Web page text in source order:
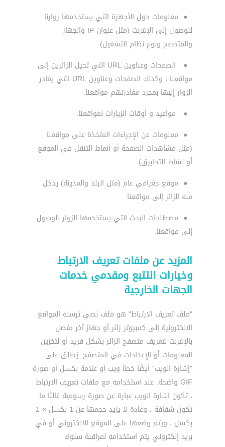
● معلومات حول الأجهزة التي يستخدمها زوارنا
للوصول إلى الإنترنت (مثل عنوان IP والجهاز
والمتصفح ونوع نظام التشغيل).
●
الصفحات وعناوين URL التي تحيل الزائرين إلى
مواقعنا ، وكذلك الصفحات وعناوين URL التي يغادر
الزوار إليها بمجرد مغادرتهم مواقعنا.
●
مواعيد و أوقات الزيارات لمواقعنا.
● معلومات عن الإجراءات المتخذة على مواقعنا
(مثل مشاهدات الصفحة أو أنماط التنقل في الموقع
أو نشاط التطبيق).
● موقع جغرافي عام (مثل البلد والمدينة) يدخل
منه الزائر إلى مواقعنا.
● مصطلحات البحث التي يستخدمها الزوار للوصول
إلى مواقعنا.
المزيد عن ملفات تعريف الارتباط
وخيارات التتبع ومقدمي خدمات
الجهات الخارجية
"ملف تعريف الارتباط" هو ملف نصي ترسله المواقع
الالكترونية إلى كمبيوتر زائر أو جهاز آخر متصل
بالإنترنت لتعريف متصفح الزائر بشكل فريد أو لتخزين
المعلومات أو الإعدادات في المتصفح. يُطلق على
"إشارة الويب" أيضًا خطأ ويب أو علامة بكسل أو صورة
GIF واضحة. عند استخدامه مع ملفات تعريف الارتباط
، تكون اشارة الويب عبارة عن صورة رسومية غالبًا ما
تكون شفافة ، وعادة لا يزيد حجمها عن 1 بكسل × 1
بكسل ، ويتم وضعها على الموقع الالكتروني أو في
بريد إلكتروني يتم استخدامه لمراقبة سلوك